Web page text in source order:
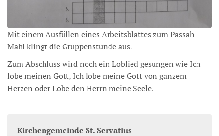
Mit einem Ausfüllen eines Arbeitsblattes zum Passah-
Mahl klingt die Gruppenstunde aus.
Zum Abschluss wird noch ein Loblied gesungen wie Ich
lobe meinen Gott, Ich lobe meine Gott von ganzem
Herzen oder Lobe den Herrn meine Seele.
Kirchengemeinde St. Servatius